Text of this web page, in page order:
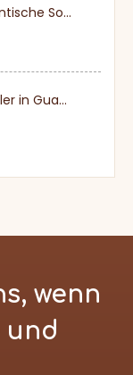
TSY Food präsentiert authentische Sojasauce auf der SIAL PARIS 2024
Premium-TSY-Nudelhersteller in Guangdong
wenn
und